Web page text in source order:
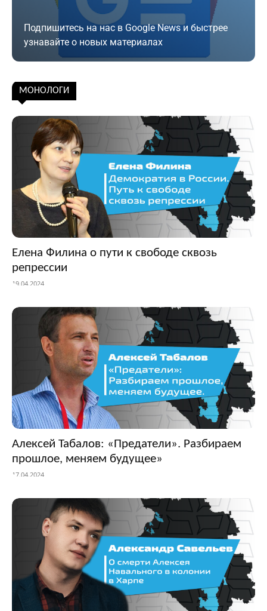
Подпишитесь на нас в Google News и быстрее
узнавайте о новых материалах
Подписаться
МОНОЛОГИ
Елена Филина о пути к свободе сквозь
репрессии
19.04.2024
Алексей Табалов: «Предатели». Разбираем
прошлое, меняем будущее»
17.04.2024